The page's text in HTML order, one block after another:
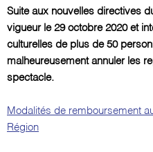
Suite aux nouvelles directives
vigueur le 29 octobre 2020 et
culturelles de plus de 50
malheureusement annuler les
spectacle.
Modalités de remboursement
Région